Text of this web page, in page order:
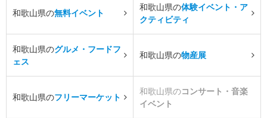
和歌山県の無料イベント
和歌山県の体験イベント・ア
クティビティ
和歌山県のグルメ・フードフ
ェス
和歌山県の物産展
和歌山県のフリーマーケット
和歌山県のコンサート・音楽
イベント